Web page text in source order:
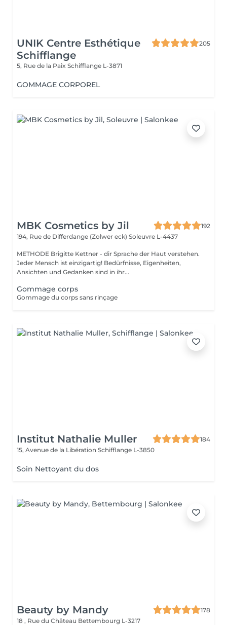
UNIK Centre Esthétique
Schifflange
205
5, Rue de la Paix Schifflange L-3871
GOMMAGE CORPOREL
MBK Cosmetics by Jil
192
194, Rue de Differdange (Zolwer eck) Soleuvre L-4437
METHODE Brigitte Kettner - dir Sprache der Haut verstehen.
Jeder Mensch ist einzigartig! Bedürfnisse, Eigenheiten,
Ansichten und Gedanken sind in ihr...
Gommage corps
Gommage du corps sans rinçage
Institut Nathalie Muller
184
15, Avenue de la Libération Schifflange L-3850
Soin Nettoyant du dos
Beauty by Mandy
178
18 , Rue du Château Bettembourg L-3217